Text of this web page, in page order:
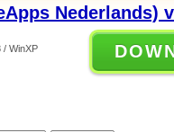
Nederlands)
/ WinXP